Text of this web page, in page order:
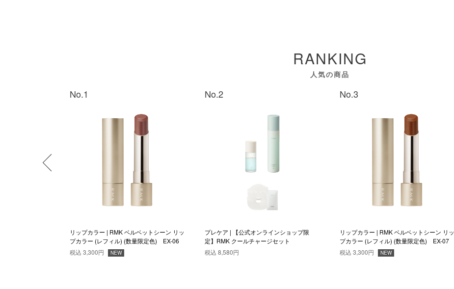
RANKING
人気の商品
No.1
リップカラー | RMK ベルベットシーン リッ
プカラー (レフィル) (数量限定色) EX-06
税込 3,300円 NEW
No.2
プレケア | 【公式オンラインショップ限
定】RMK クールチャージセット
税込 8,580円
No.3
リップカラー | RMK ベルベットシーン リッ
プカラー (レフィル) (数量限定色) EX-07
税込 3,300円 NEW